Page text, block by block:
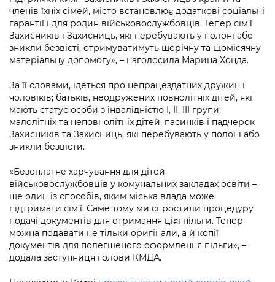
Регуляторна діяльність
Промисловість і наука Києва
Підприємства, установи, організації
Kyiv International Relations
Річні звіти
Гендерна політика
Київська міська військова адміністрація
Іноземцям / For foreigners
Пам'ятки культурної спадщини
Безбар'єрність
Портал послуг
Міський застосунок Київ Цифровий
Важливе під час воєнного стану
осіб при Київській міській військовій
адміністрації
«Ініціатива «Партнерство «Відкритий
Уряд» – місцевий рівень»
Важливе під час воєнного стану
публічну інформацію
Інформація для споживачів
Про відкриті дані
Портал даних Києва
Публічні дашборди
media
членів їхніх сімей, місто встановлює додаткові соціальні
гарантії і для родин військовослужбовців. Тепер сім’ї
Захисників і Захисниць, які перебувають у полоні або
зникли безвісті, отримуватимуть щорічну та щомісячну
матеріальну допомогу», – наголосила Марина Хонда.
За її словами, ідеться про непрацездатних дружин і
чоловіків; батьків, неодружених повнолітніх дітей, які
мають статус особи з інвалідністю I, II, III групи;
малолітніх та неповнолітніх дітей, пасинків і падчерок
Захисників та Захисниць, які перебувають у полоні або
зникли безвісти.
«Безоплатне харчування для дітей
військовослужбовців у комунальних закладах освіти –
ще один із способів, яким міська влада може
підтримати сім’ї. Саме тому ми спростили процедуру
подачі документів для отримання цієї пільги. Тепер
можна подавати не тільки оригінали, а й копії
документів для полегшеного оформлення пільги», –
додала заступниця голови КМДА.